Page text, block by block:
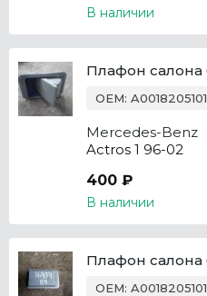
В наличии
Плафон салона
OEM: A0018205101
Mercedes-Benz
Actros 1 96-02
400 ₽
В наличии
Плафон салона
OEM: A0018205101